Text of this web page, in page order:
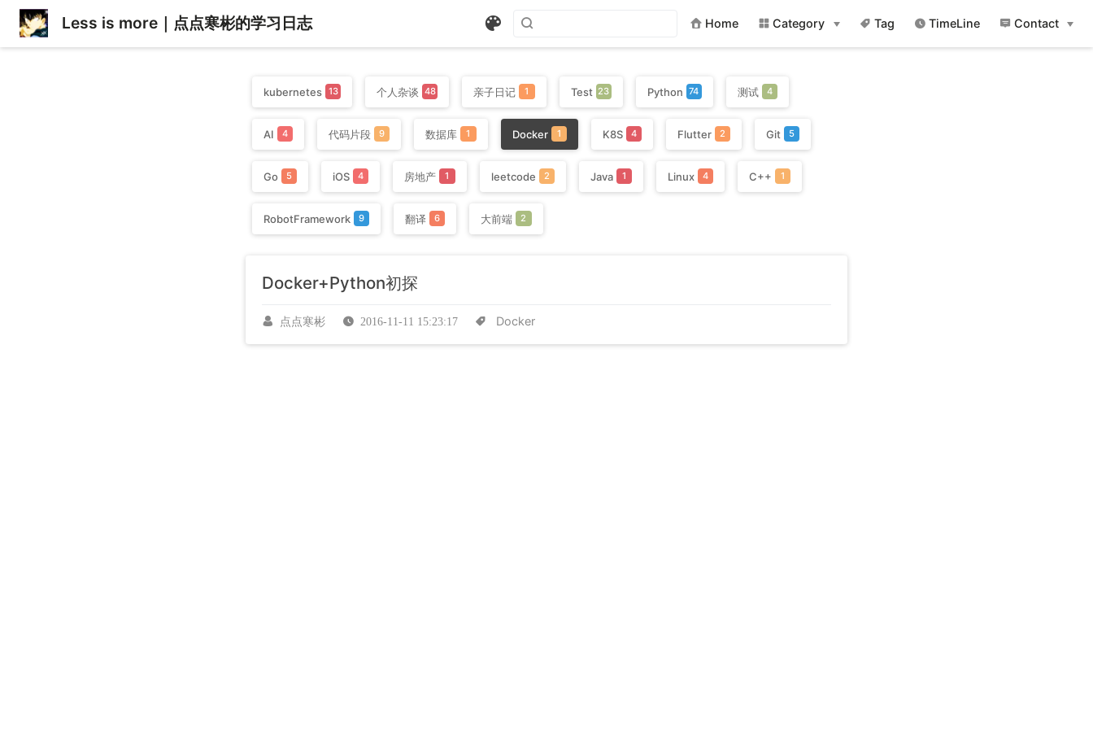
Less is more｜点点寒彬的学习日志 Home Category Tag TimeLine Contact
kubernetes 13 个人杂谈 48 亲子日记 1 Test 23 Python 74 测试 4
AI 4 代码片段 9 数据库 1 Docker 1 K8S 4 Flutter 2 Git 5
Go 5 iOS 4 房地产 1 leetcode 2 Java 1 Linux 4 C++ 1
RobotFramework 9 翻译 6 大前端 2
Docker+Python初探
点点寒彬 2016-11-11 15:23:17 Docker